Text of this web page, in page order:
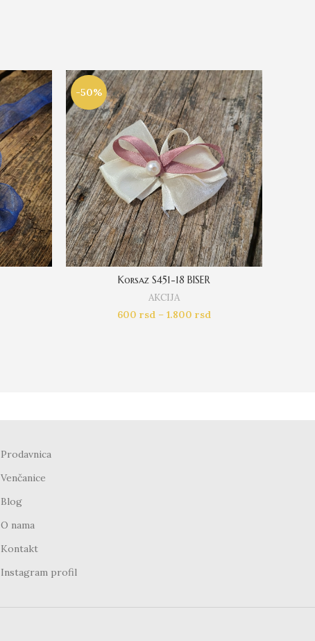
-50%
Korsaz S451-18 BISER
AKCIJA
600 rsd – 1.800 rsd
Prodavnica
Venčanice
Blog
O nama
Kontakt
Instagram profil